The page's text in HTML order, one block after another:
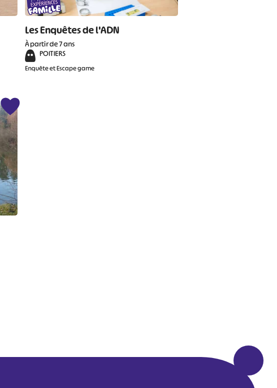
Les Enquêtes de l'ADN
À partir de 7 ans
POITIERS
Enquête et Escape game